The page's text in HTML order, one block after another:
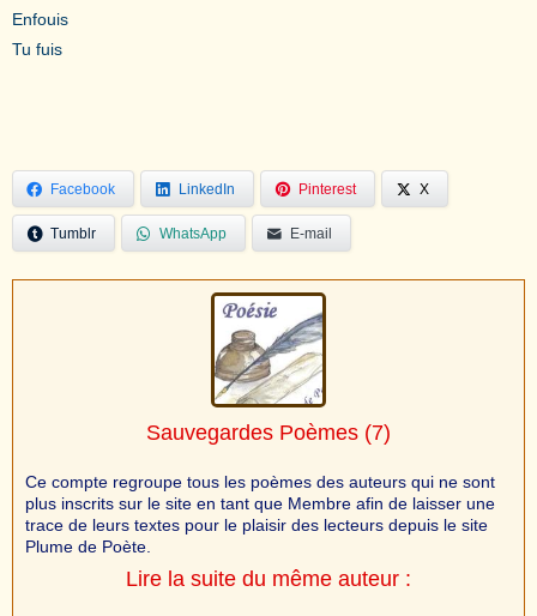
Enfouis
Tu fuis
Facebook LinkedIn Pinterest X
Tumblr WhatsApp E-mail
Sauvegardes Poèmes (7)
Ce compte regroupe tous les poèmes des auteurs qui ne sont
plus inscrits sur le site en tant que Membre afin de laisser une
trace de leurs textes pour le plaisir des lecteurs depuis le site
Plume de Poète.
Lire la suite du même auteur :